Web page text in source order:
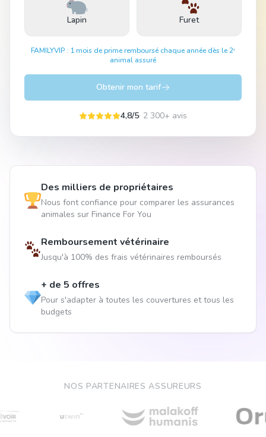
Lapin Furet
FAMILYVIP : 1 mois de prime remboursé chaque année dès le 2ᵉ
animal assuré
Obtenir mon tarif
4,8/5· 2 300+ avis
Des milliers de propriétaires
Nous font confiance pour comparer les assurances
animales sur Finance For You
Remboursement vétérinaire
Jusqu'à 100% des frais vétérinaires remboursés
+ de 5 offres
Pour s'adapter à toutes les couvertures et tous les
budgets
NOS PARTENAIRES ASSUREURS